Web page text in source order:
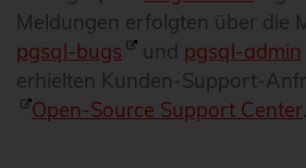
Meldungen erfolgten über die
pgsql-bugs
und pgsql-admin
erhielten Kunden-Support-
Open-Source Support Center.